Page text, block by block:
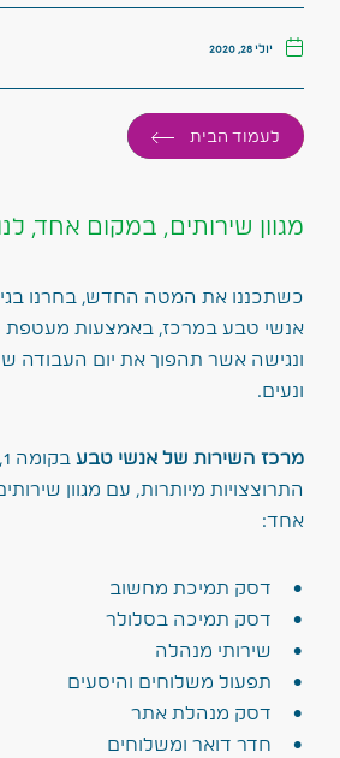
יולי 28, 2020
לעמוד הבית
מגוון שירותים, במקום אחד,
כשתכננו את המטה החדש, בחרנו
אנשי טבע במרכז, באמצעות מעטפת
ונגישה אשר תהפוך את יום העבודה
ונעים.
מרכז השירות של אנשי טבע
התרוצצויות מיותרות, עם מגוון
אחד:
דסק תמיכת מחשוב
דסק תמיכה בסלולר
שירותי מנהלה
תפעול משלוחים והיסעים
דסק מנהלת אתר
חדר דואר ומשלוחים